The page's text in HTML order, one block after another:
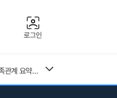
로그인
26년 독학사 가정학 3단계 가족관계 요약본(24,25년 시험 복기내용 추가)